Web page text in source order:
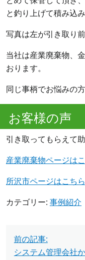
と釣り上げて積み込
写真は左が引き取り
当社は産業廃棄物、
おります。
同じ事柄でお悩みの
お客様の声
引き取ってもらえて助
産業廃棄物ページは
所沢市ページはこちら
カテゴリー: 事例紹介
投
稿
前の記事:
システム管理会社